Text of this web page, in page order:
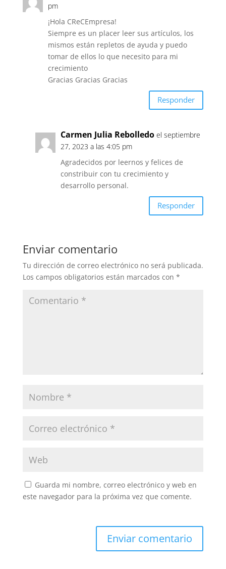
pm
¡Hola CReCEmpresa!
Siempre es un placer leer sus artículos, los
mismos están repletos de ayuda y puedo
tomar de ellos lo que necesito para mi
crecimiento
Gracias Gracias Gracias
Responder
Carmen Julia Rebolledo el septiembre
27, 2023 a las 4:05 pm
Agradecidos por leernos y felices de
constribuir con tu crecimiento y
desarrollo personal.
Responder
Enviar comentario
Tu dirección de correo electrónico no será publicada.
Los campos obligatorios están marcados con *
Guarda mi nombre, correo electrónico y web en
este navegador para la próxima vez que comente.